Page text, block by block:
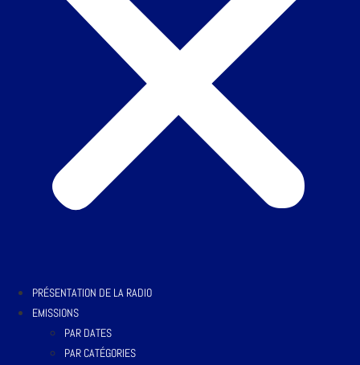
PRÉSENTATION DE LA RADIO
EMISSIONS
PAR DATES
PAR CATÉGORIES